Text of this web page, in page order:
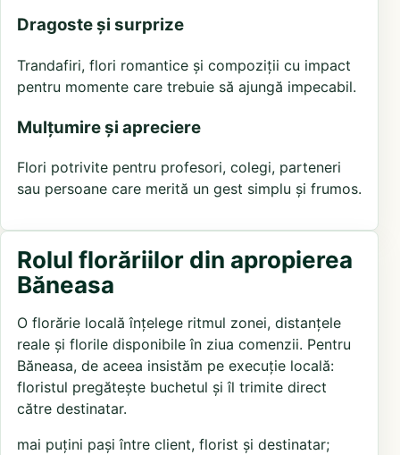
Dragoste și surprize
Trandafiri, flori romantice și compoziții cu impact
pentru momente care trebuie să ajungă impecabil.
Mulțumire și apreciere
Flori potrivite pentru profesori, colegi, parteneri
sau persoane care merită un gest simplu și frumos.
Rolul florăriilor din apropierea
Băneasa
O florărie locală înțelege ritmul zonei, distanțele
reale și florile disponibile în ziua comenzii. Pentru
Băneasa, de aceea insistăm pe execuție locală:
floristul pregătește buchetul și îl trimite direct
către destinatar.
mai puțini pași între client, florist și destinatar;